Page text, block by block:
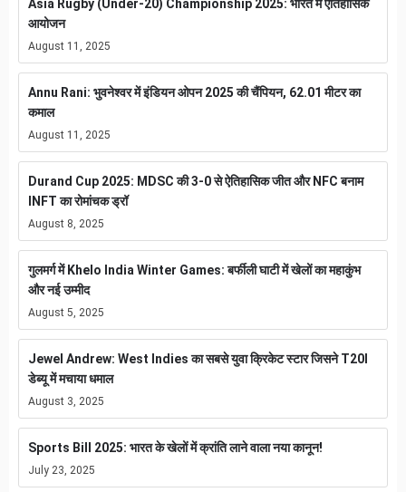
Asia Rugby (Under-20) Championship 2025: भारत में ऐतिहासिक
आयोजन
August 11, 2025
Annu Rani: भुवनेश्वर में इंडियन ओपन 2025 की चैंपियन, 62.01 मीटर का
कमाल
August 11, 2025
Durand Cup 2025: MDSC की 3-0 से ऐतिहासिक जीत और NFC बनाम
INFT का रोमांचक ड्रॉ
August 8, 2025
गुलमर्ग में Khelo India Winter Games: बर्फीली घाटी में खेलों का महाकुंभ
और नई उम्मीद
August 5, 2025
Jewel Andrew: West Indies का सबसे युवा क्रिकेट स्टार जिसने T20I
डेब्यू में मचाया धमाल
August 3, 2025
Sports Bill 2025: भारत के खेलों में क्रांति लाने वाला नया कानून!
July 23, 2025